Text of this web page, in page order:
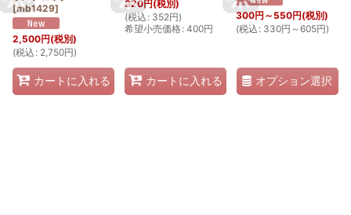
[mb1429]
2,500円(税別)
(税込 : 2,750円)
カートに入れる
320円(税別)
(税込 : 352円)
希望小売価格: 400円
カートに入れる
300円 ～550円(税別)
(税込 : 330円 ～605円)
オプション選択